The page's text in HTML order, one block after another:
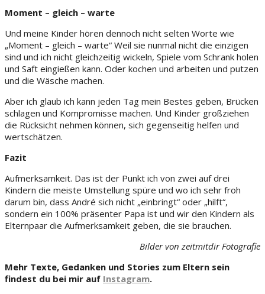
Moment – gleich – warte
Und meine Kinder hören dennoch nicht selten Worte wie
„Moment – gleich – warte“ Weil sie nunmal nicht die einzigen
sind und ich nicht gleichzeitig wickeln, Spiele vom Schrank holen
und Saft eingießen kann. Oder kochen und arbeiten und putzen
und die Wäsche machen.
Aber ich glaub ich kann jeden Tag mein Bestes geben, Brücken
schlagen und Kompromisse machen. Und Kinder großziehen
die Rücksicht nehmen können, sich gegenseitig helfen und
wertschätzen.
Fazit
Aufmerksamkeit. Das ist der Punkt ich von zwei auf drei
Kindern die meiste Umstellung spüre und wo ich sehr froh
darum bin, dass André sich nicht „einbringt“ oder „hilft“,
sondern ein 100% präsenter Papa ist und wir den Kindern als
Elternpaar die Aufmerksamkeit geben, die sie brauchen.
Bilder von zeitmitdir Fotografie
Mehr Texte, Gedanken und Stories zum Eltern sein
findest du bei mir auf Instagram.